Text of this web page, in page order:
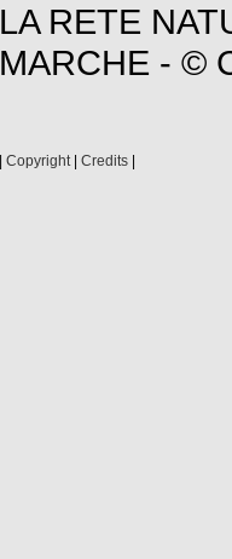
LA RETE
MARCHE - ©
Copyright| Credits